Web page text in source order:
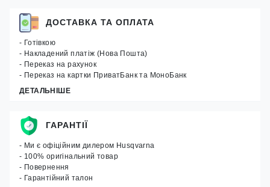
ДОСТАВКА ТА ОПЛАТА
- Готівкою
- Накладений платіж (Нова Пошта)
- Переказ на рахунок
- Переказ на картки ПриватБанк та МоноБанк
ДЕТАЛЬНІШЕ
ГАРАНТІЇ
- Ми є офіційним дилером Husqvarna
- 100% оригінальний товар
- Повернення
- Гарантійний талон